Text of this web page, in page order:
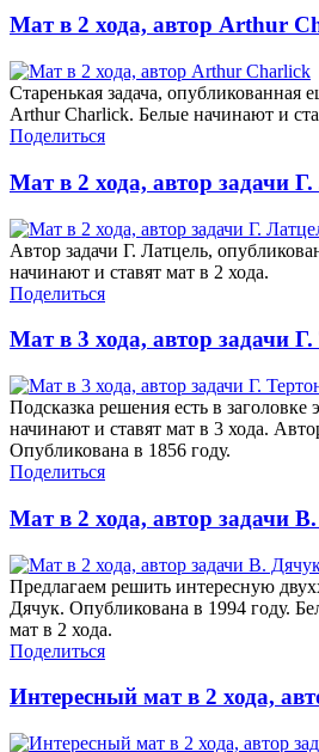
Мат в 2 хода, автор Arthur
Старенькая задача, опубликованная
Arthur Charlick. Белые начинают и
Поделиться
Мат в 2 хода, автор задачи
Автор задачи Г. Латцель,
начинают и ставят мат в 2 хода.
Поделиться
Мат в 3 хода, автор задачи Г.
Подсказка решения есть в заголовке
начинают и ставят мат в 3 хода.
Опубликована в 1856 году.
Поделиться
Мат в 2 хода, автор задачи
Предлагаем решить интересную
Дячук. Опубликована в 1994 году.
мат в 2 хода.
Поделиться
Интересный мат в 2 хода,